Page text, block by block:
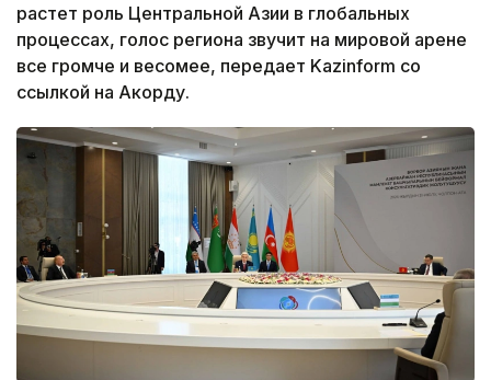
растет роль Центральной Азии в глобальных
процессах, голос региона звучит на мировой арене
все громче и весомее, передает Kazinform со
ссылкой на Акорду.